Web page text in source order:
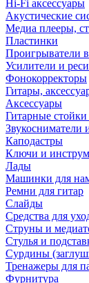
Hi-Fi аксессуары
Акустические
Медиа плееры,
Пластинки
Проигрыватели
Усилители и
Фонокорректоры
Гитары,
Аксессуары
Гитарные
Звукосниматели
Каподастры
Ключи и
Лады
Машинки для
Ремни для гитар
Слайды
Средства для
Струны и
Стулья и
Сурдины
Тренажеры для
Фурнитура